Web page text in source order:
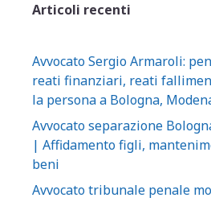
Articoli recenti
Avvocato Sergio Armaroli:
reati finanziari, reati
la persona a Bologna,
Avvocato separazione
| Affidamento figli,
beni
Avvocato tribunale penale